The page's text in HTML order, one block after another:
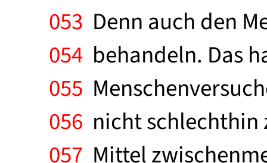
053 Denn auch den
054 behandeln. Das
055
056 nicht schlechthin
057 Mittel